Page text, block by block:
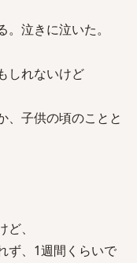
泣きに泣いた。
しれないけど
、子供の頃のことと
、
ず、1週間くらいで